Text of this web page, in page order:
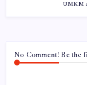
UMKM
No Comment! Be the